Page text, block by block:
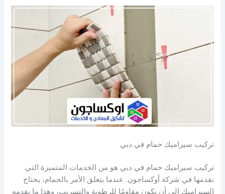
تركيب سيراميك حمام في دبي
تركيب سيراميك حمام في دبي هو من الخدمات المتميزة التي
نقدمها في شركة أوكساجون. عندما يتعلق الأمر بالحمام، يحتاج
السيراميك إلى أن يكون مقاومًا للرطوبة والتسريب، وهذا ما نقدمه